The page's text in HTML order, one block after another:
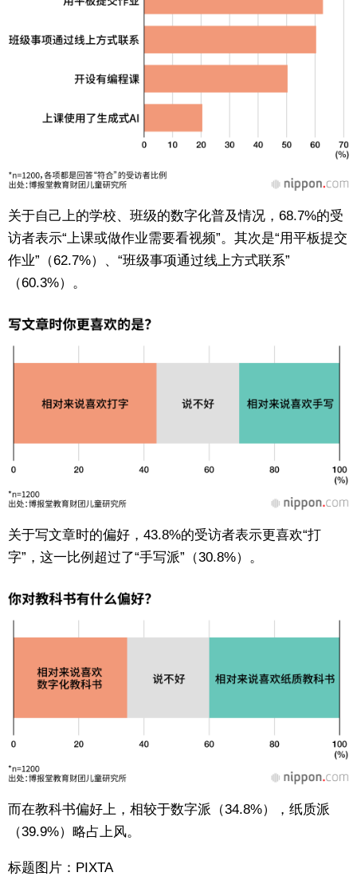
关于自己上的学校、班级的数字化普及情况，68.7%的受
访者表示“上课或做作业需要看视频”。其次是“用平板提交
作业”（62.7%）、“班级事项通过线上方式联系”
（60.3%）。
关于写文章时的偏好，43.8%的受访者表示更喜欢“打
字”，这一比例超过了“手写派”（30.8%）。
而在教科书偏好上，相较于数字派（34.8%），纸质派
（39.9%）略占上风。
标题图片：PIXTA